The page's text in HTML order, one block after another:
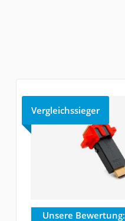
Vergleichssieger
Unsere Bewertung: